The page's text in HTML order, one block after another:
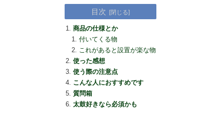
目次
商品の仕様とか
付いてくる物
これがあると設置が楽な物
使った感想
使う際の注意点
こんな人におすすめです
質問箱
太鼓好きなら必須かも